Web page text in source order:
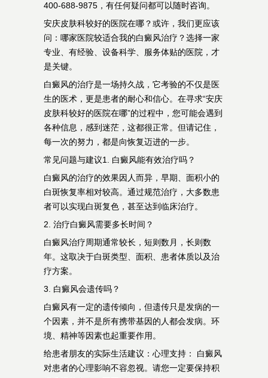
400-688-9875，有任何疑问都可以随时咨询。
安庆皮肤科较好的医院在哪？或许，我们更应该
问：哪家医院较适合我的白癜风治疗？选择一家
专业、有经验、设备科学、服务体贴的医院，才
是关键。
白癜风的治疗是一场持久战，它考验的不仅是医
生的医术，更是患者的耐心和信心。在寻求“安庆
皮肤科较好的医院在哪”的过程中，您可能会遇到
各种信息，感到迷茫，这都很正常。但请记住，
每一次的努力，都是向恢复迈进的一步。
常见问题与建议1. 白癜风能有效治疗吗？
白癜风的治疗的效果因人而异，早期、面积小的
白斑恢复率相对较高。通过规范治疗，大多数患
者可以实现白斑复色，甚至达到临床治疗。
2. 治疗白癜风需要多长时间？
白癜风治疗周期通常较长，短则数月，长则数
年。这取决于白斑类型、面积、患者体质以及治
疗方案。
3. 白癜风会遗传吗？
白癜风有一定的遗传倾向，但遗传只是发病的一
个因素，并不是所有携带基因的人都会发病。环
境、精神等因素也起重要作用。
给患者朋友的实际生活建议：心理支持： 白癜风
对患者的心理影响不容忽视。请您一定要保持积